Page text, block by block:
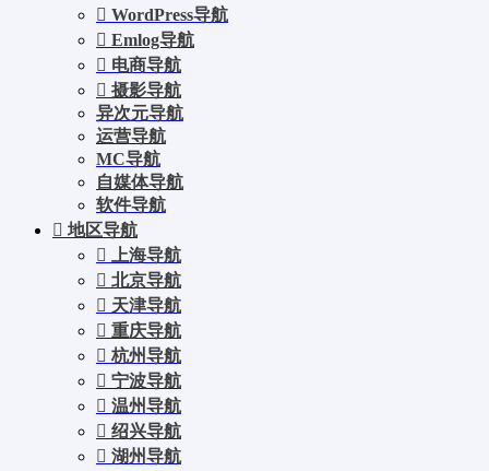
WordPress导航
Emlog导航
电商导航
摄影导航
异次元导航
运营导航
MC导航
自媒体导航
软件导航
地区导航
上海导航
北京导航
天津导航
重庆导航
杭州导航
宁波导航
温州导航
绍兴导航
湖州导航